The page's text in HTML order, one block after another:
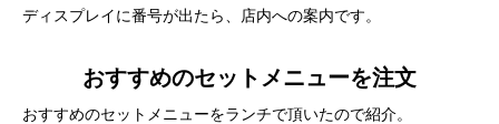
ディスプレイに番号が出たら、店内への案内です。
おすすめのセットメニューを注文
おすすめのセットメニューをランチで頂いたので紹介。